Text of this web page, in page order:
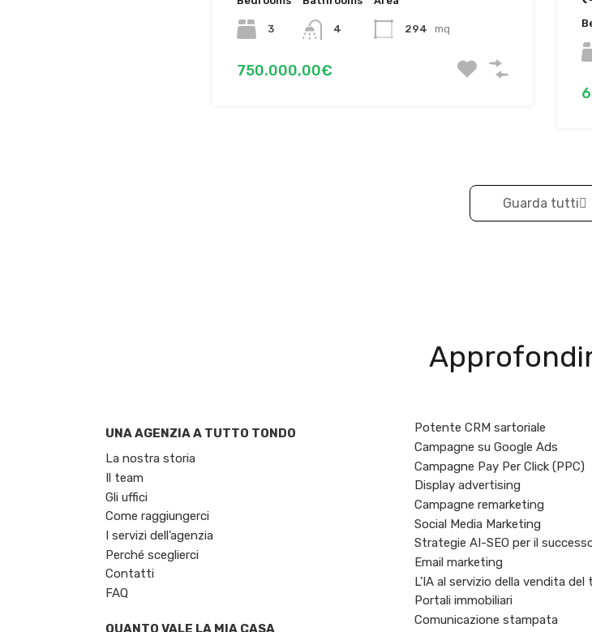
3 4 294 mq
750.000,00€
Guarda tutti
UNA AGENZIA A TUTTO TONDO
La nostra storia
Il team
Gli uffici
Come raggiungerci
I servizi dell’agenzia
Perché sceglierci
Contatti
FAQ
QUANTO VALE LA MIA CASA
Potente CRM sartoriale
Campagne su Google Ads
Campagne Pay Per Click (PPC)
Display advertising
Campagne remarketing
Social Media Marketing
Strategie AI-SEO per il
Email marketing
L’IA al servizio della vendita del
Portali immobiliari
Comunicazione stampata